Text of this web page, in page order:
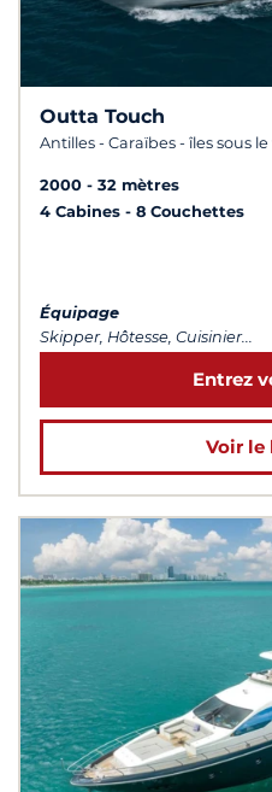
Outta Touch
Antilles - Caraïbes - îles sous
2000
32 mètres
4 Cabines
8 Couchettes
Équipage
Skipper, Hôtesse, Cuisinier...
Entrez
Voir le